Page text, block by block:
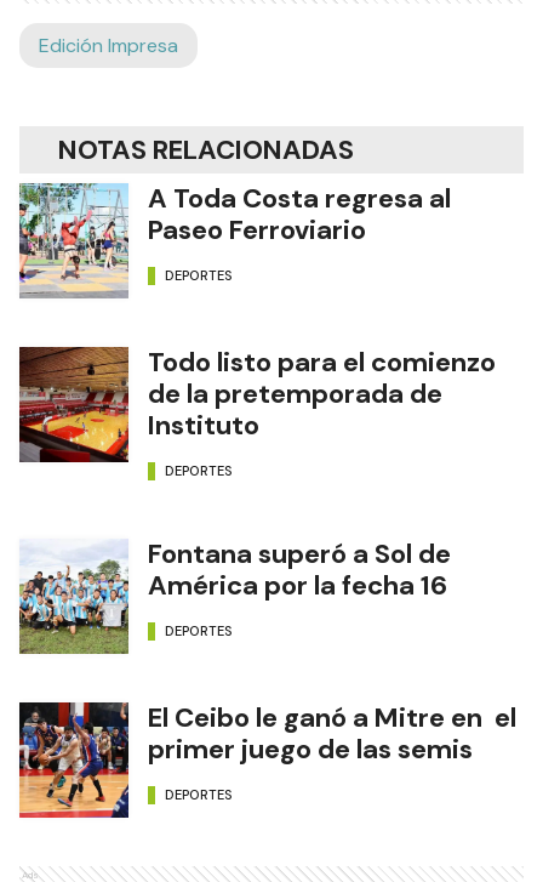
Edición Impresa
NOTAS RELACIONADAS
A Toda Costa regresa al
Paseo Ferroviario
DEPORTES
Todo listo para el comienzo
de la pretemporada de
Instituto
DEPORTES
Fontana superó a Sol de
América por la fecha 16
DEPORTES
El Ceibo le ganó a Mitre en el
primer juego de las semis
DEPORTES
Ads